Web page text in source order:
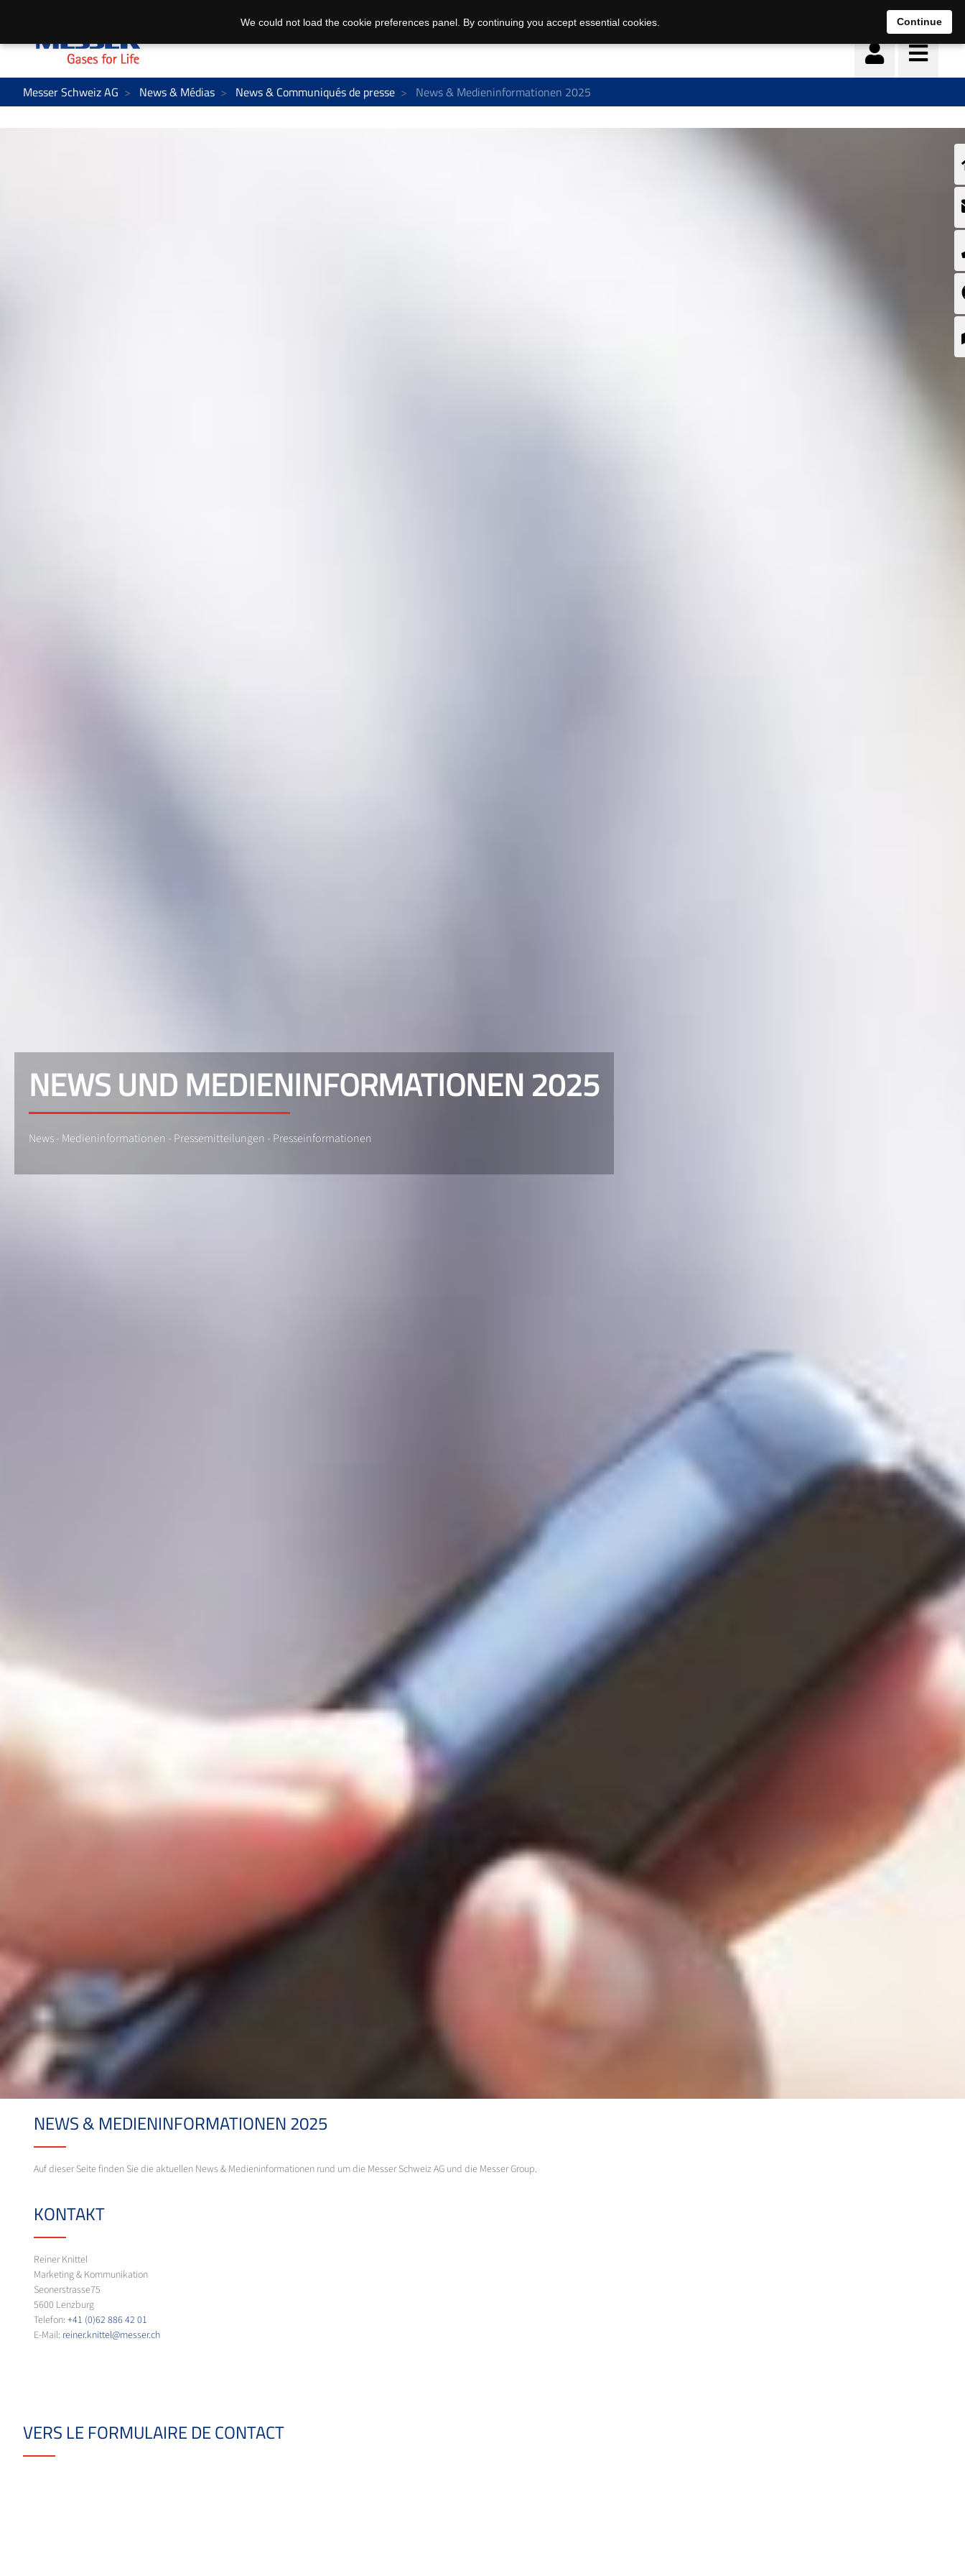
Deutsch français
Messer Schweiz AG News & Médias News & Communiqués de presse News & Medieninformationen 2025
NEWS UND MEDIENINFORMATIONEN 2025
News - Medieninformationen - Pressemitteilungen - Presseinformationen
NEWS & MEDIENINFORMATIONEN 2025
Auf dieser Seite finden Sie die aktuellen News & Medieninformationen rund um die Messer Schweiz AG und die Messer Group.
KONTAKT
Reiner Knittel
Marketing & Kommunikation
Seonerstrasse75
5600 Lenzburg
Telefon: +41 (0)62 886 42 01
E-Mail: reiner.knittel@messer.ch
VERS LE FORMULAIRE DE CONTACT
We could not load the cookie preferences panel. By continuing you accept essential cookies. Continue